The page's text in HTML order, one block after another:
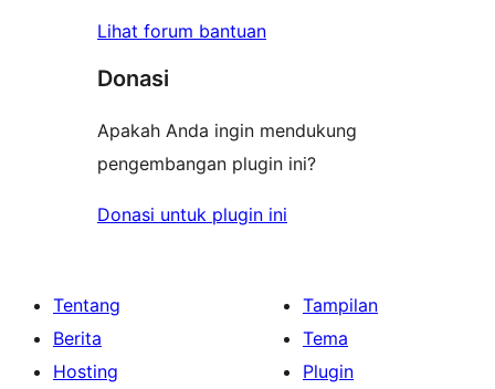
Lihat forum bantuan
Donasi
Apakah Anda ingin mendukung
pengembangan plugin ini?
Donasi untuk plugin ini
Tentang
Berita
Hosting
Tampilan
Tema
Plugin